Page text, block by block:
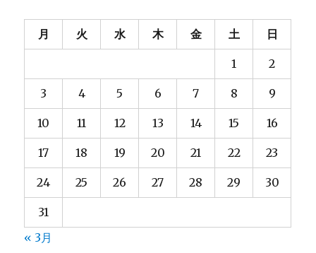
月 火 水 木 金 土 日
1 2
3 4 5 6 7 8 9
10 11 12 13 14 15 16
17 18 19 20 21 22 23
24 25 26 27 28 29 30
31
« 3月